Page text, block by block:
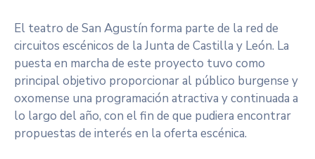
El teatro de San Agustín forma parte de la red de
circuitos escénicos de la Junta de Castilla y León. La
puesta en marcha de este proyecto tuvo como
principal objetivo proporcionar al público burgense y
oxomense una programación atractiva y continuada a
lo largo del año, con el fin de que pudiera encontrar
propuestas de interés en la oferta escénica.